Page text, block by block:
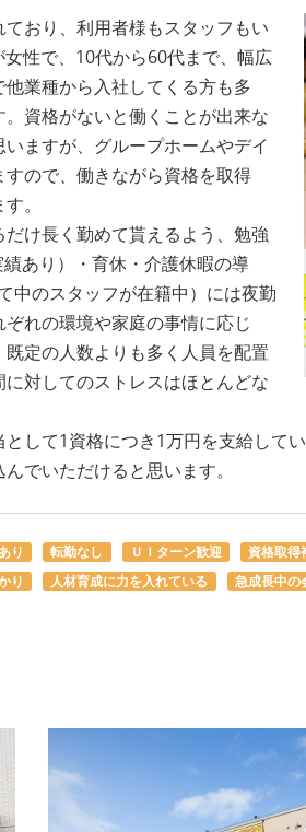
おり、利用者様もスタッフもい
性で、10代から60代まで、幅広
業種から入社してくる方も多
資格がないと働くことが出来な
ますが、グループホームやデイ
ので、働きながら資格を取得
。
け長く勤めて貰えるよう、勉強
あり）・育休・介護休暇の導
中のスタッフが在籍中）には夜勤
れの環境や家庭の事情に応じ
定の人数よりも多く人員を配置
対してのストレスはほとんどな
して1資格につき1万円を支給して
でいただけると思います。
り 転勤なし ＵＩターン歓迎 資格取得
り
人材育成に力を入れている 急成長中の